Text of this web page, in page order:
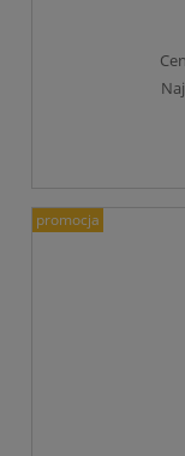
promocja